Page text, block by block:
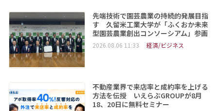
先端技術で園芸農業の持続的発展目指
す 久留米工業大学が「ふくおか未来
型園芸農業創出コンソーシアム」参画
2026.08.06 11:33 経済/ビジネス
不動産業界で来店率と成約率を上げる
方法を伝授 いえらぶGROUPが8月
18、20日に無料セミナー